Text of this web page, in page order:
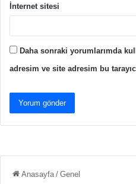
İnternet sitesi
Daha sonraki yorumlarımda
adresim ve site adresim bu